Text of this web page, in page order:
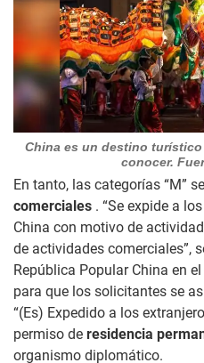
China es un destino
conocer.
En tanto, las categorías “M”
comerciales . “Se expide a
China con motivo de
de actividades comerciales”,
República Popular China en
para que los solicitantes se
“(Es) Expedido a los
permiso de residencia
organismo diplomático.